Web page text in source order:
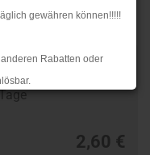
gewähren können!!!!!
Rabatten oder
Lieferzeiten kommen.
2,60 €